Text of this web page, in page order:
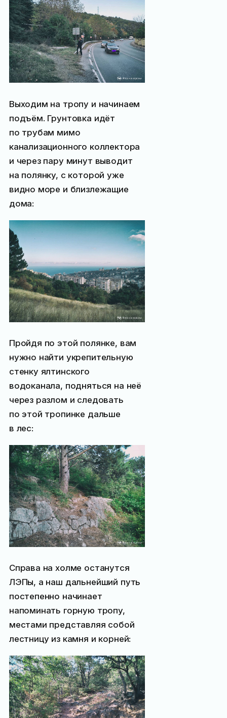
Выходим на тропу и начинаем
подъём. Грунтовка идёт
по трубам мимо
канализационного коллектора
и через пару минут выводит
на полянку, с которой уже
видно море и близлежащие
дома:
Пройдя по этой полянке, вам
нужно найти укрепительную
стенку ялтинского
водоканала, подняться на неё
через разлом и следовать
по этой тропинке дальше
в лес:
Справа на холме останутся
ЛЭПы, а наш дальнейший путь
постепенно начинает
напоминать горную тропу,
местами представляя собой
лестницу из камня и корней: